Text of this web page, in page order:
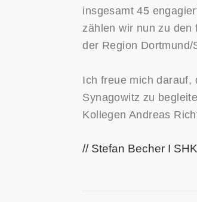
insgesamt 45
zählen wir nun zu den
der Region Dortmund/
Ich freue mich darauf,
Synagowitz zu
Kollegen Andreas
// Stefan Becher I